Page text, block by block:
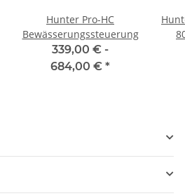
Hunter Pro-HC
Bewässerungssteuerung
339,00 € -
684,00 € *